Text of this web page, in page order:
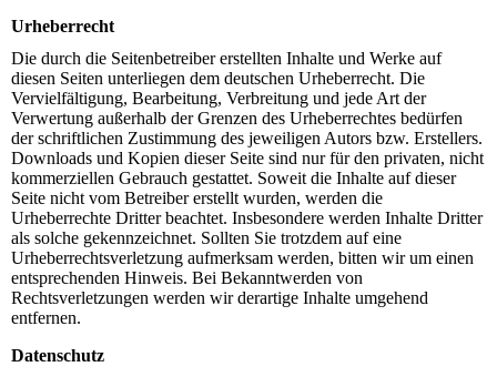
Urheberrecht
Die durch die Seitenbetreiber erstellten Inhalte und Werke auf
diesen Seiten unterliegen dem deutschen Urheberrecht. Die
Vervielfältigung, Bearbeitung, Verbreitung und jede Art der
Verwertung außerhalb der Grenzen des Urheberrechtes bedürfen
der schriftlichen Zustimmung des jeweiligen Autors bzw. Erstellers.
Downloads und Kopien dieser Seite sind nur für den privaten, nicht
kommerziellen Gebrauch gestattet. Soweit die Inhalte auf dieser
Seite nicht vom Betreiber erstellt wurden, werden die
Urheberrechte Dritter beachtet. Insbesondere werden Inhalte Dritter
als solche gekennzeichnet. Sollten Sie trotzdem auf eine
Urheberrechtsverletzung aufmerksam werden, bitten wir um einen
entsprechenden Hinweis. Bei Bekanntwerden von
Rechtsverletzungen werden wir derartige Inhalte umgehend
entfernen.
Datenschutz